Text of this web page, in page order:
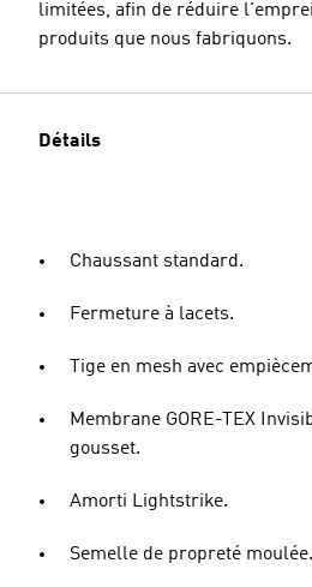
limitées, afin de réduire
produits que nous fabriquons.
Détails
Chaussant standard.
Fermeture à lacets.
Tige en mesh avec
Membrane GORE-TEX
gousset.
Amorti Lightstrike.
Semelle de propreté moulée.